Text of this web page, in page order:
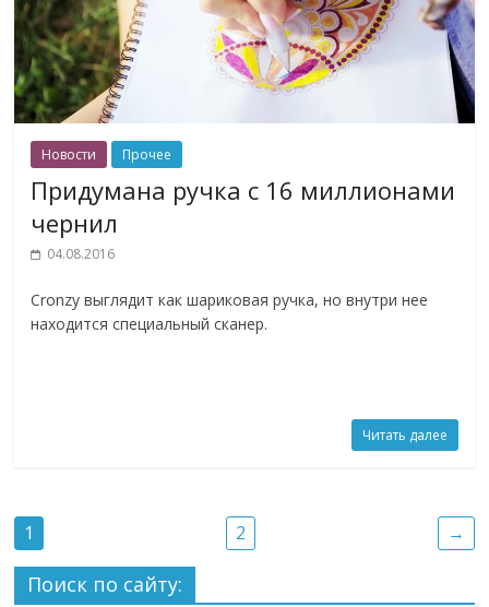
Новости Прочее
Придумана ручка с 16 миллионами
чернил
04.08.2016
Cronzy выглядит как шариковая ручка, но внутри нее
находится специальный сканер.
Читать далее
1 2 →
Поиск по сайту: